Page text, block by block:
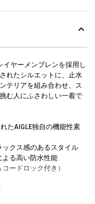
ヤーメンブレンを採用し
れたシルエットに、止水
テリアを組み合わせ、ス
む人にふさわしい一着で
たAIGLE独自の機能性素
クス感のあるスタイル
よる高い防水性能
ードロック付き）